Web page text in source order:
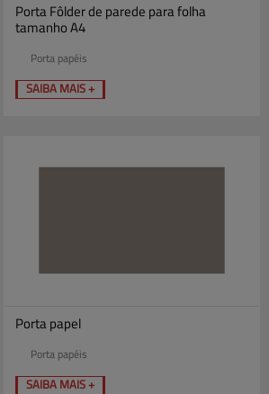
Porta Fôlder de parede para folha
tamanho A4
Porta papéis
SAIBA MAIS +
Porta papel
Porta papéis
SAIBA MAIS +